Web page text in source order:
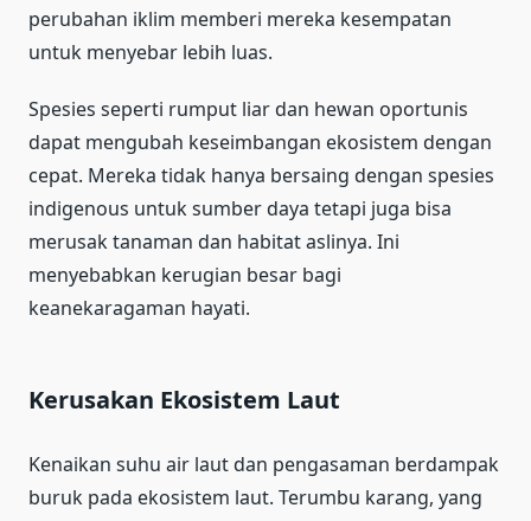
perubahan iklim memberi mereka kesempatan
untuk menyebar lebih luas.
Spesies seperti rumput liar dan hewan oportunis
dapat mengubah keseimbangan ekosistem dengan
cepat. Mereka tidak hanya bersaing dengan spesies
indigenous untuk sumber daya tetapi juga bisa
merusak tanaman dan habitat aslinya. Ini
menyebabkan kerugian besar bagi
keanekaragaman hayati.
Kerusakan Ekosistem Laut
Kenaikan suhu air laut dan pengasaman berdampak
buruk pada ekosistem laut. Terumbu karang, yang